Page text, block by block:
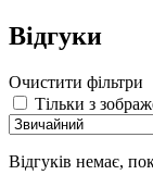
Відгуки
Очистити фільтри
Тільки з
Відгуків немає,